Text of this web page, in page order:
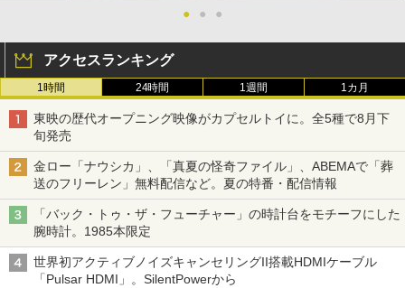
● ● ●
アクセスランキング
1時間 24時間 1週間 1カ月
東映の歴代オープニング映像がカプセルトイに。全5種で8月下
旬発売
金ロー「ナウシカ」、「真夏の怪奇ファイル」、ABEMAで「葬
送のフリーレン」無料配信など。夏の特番・配信情報
「バック・トゥ・ザ・フューチャー」の時計台をモチーフにした
腕時計。1985本限定
世界初アクティブノイズキャンセリングII搭載HDMIケーブル
「Pulsar HDMI」。SilentPowerから